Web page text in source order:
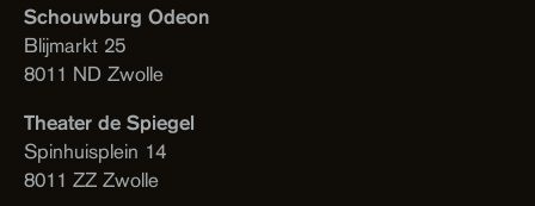
Schouwburg Odeon
Blijmarkt 25
8011 ND Zwolle
Theater de Spiegel
Spinhuisplein 14
8011 ZZ Zwolle